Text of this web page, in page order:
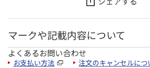
マークや記載内容について
よくあるお問い合わせ
お支払い方法 注文のキャンセルにつ